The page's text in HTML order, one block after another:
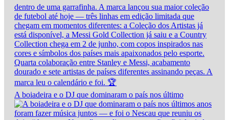
A boiadeira e o DJ que dominaram o país nos último